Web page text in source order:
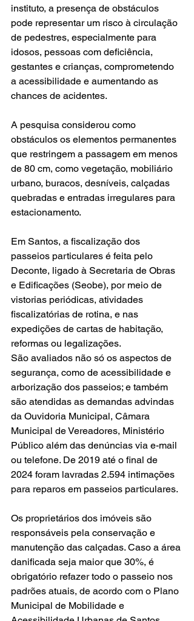
instituto, a presença de obstáculos
pode representar um risco à circulação
de pedestres, especialmente para
idosos, pessoas com deficiência,
gestantes e crianças, comprometendo
a acessibilidade e aumentando as
chances de acidentes.
A pesquisa considerou como
obstáculos os elementos permanentes
que restringem a passagem em menos
de 80 cm, como vegetação, mobiliário
urbano, buracos, desníveis, calçadas
quebradas e entradas irregulares para
estacionamento.
Em Santos, a fiscalização dos
passeios particulares é feita pelo
Deconte, ligado à Secretaria de Obras
e Edificações (Seobe), por meio de
vistorias periódicas, atividades
fiscalizatórias de rotina, e nas
expedições de cartas de habitação,
reformas ou legalizações.
São avaliados não só os aspectos de
segurança, como de acessibilidade e
arborização dos passeios; e também
são atendidas as demandas advindas
da Ouvidoria Municipal, Câmara
Municipal de Vereadores, Ministério
Público além das denúncias via e-mail
ou telefone. De 2019 até o final de
2024 foram lavradas 2.594 intimações
para reparos em passeios particulares.
Os proprietários dos imóveis são
responsáveis pela conservação e
manutenção das calçadas. Caso a área
danificada seja maior que 30%, é
obrigatório refazer todo o passeio nos
padrões atuais, de acordo com o Plano
Municipal de Mobilidade e